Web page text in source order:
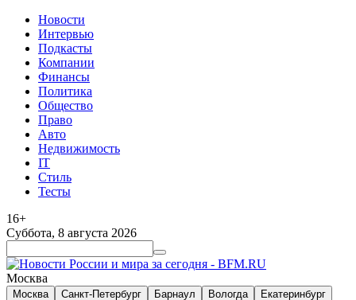
Новости
Интервью
Подкасты
Компании
Финансы
Политика
Общество
Право
Авто
Недвижимость
IT
Стиль
Тесты
16+
Суббота, 8 августа 2026
Москва
Москва Санкт-Петербург Барнаул Вологда
Екатеринбург